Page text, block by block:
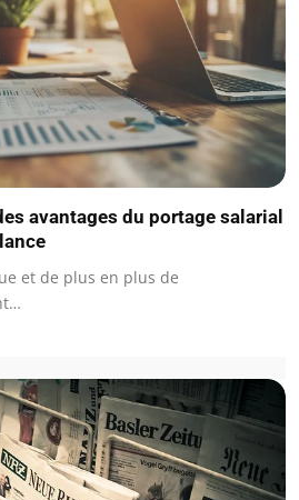
avantages du portage salarial
et de plus en plus de